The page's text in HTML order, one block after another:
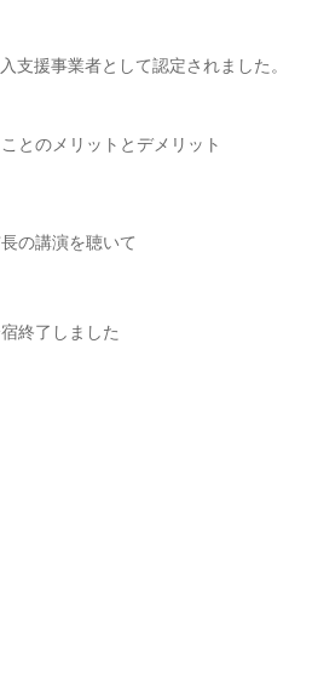
支援事業者として認定されました。
とのメリットとデメリット
の講演を聴いて
終了しました